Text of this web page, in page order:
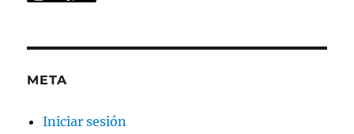
META
Iniciar sesión